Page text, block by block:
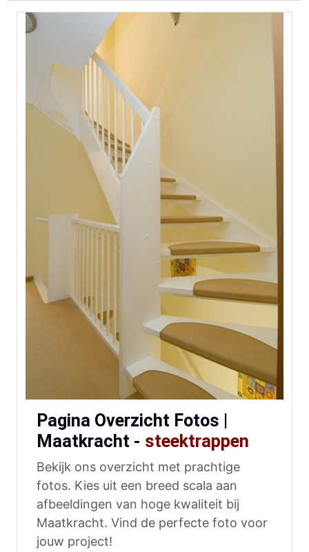
Pagina Overzicht Fotos |
Maatkracht - steektrappen
Bekijk ons overzicht met prachtige
fotos. Kies uit een breed scala aan
afbeeldingen van hoge kwaliteit bij
Maatkracht. Vind de perfecte foto voor
jouw project!